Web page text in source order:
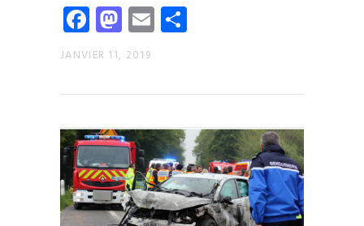
Facebook
Mastodon
Email
JANVIER 11, 2019